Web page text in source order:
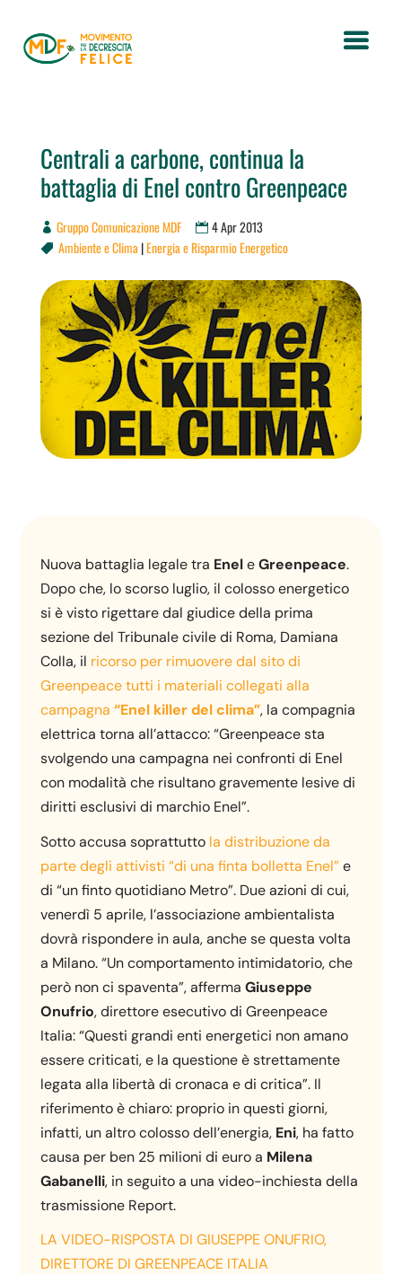
Centrali a carbone, continua la
battaglia di Enel contro Greenpeace
Gruppo Comunicazione MDF 4 Apr 2013
 Ambiente e Clima |Energia e Risparmio Energetico
Nuova battaglia legale tra EneleGreenpeace.
Dopo che, lo scorso luglio, il colosso energetico
si è visto rigettare dal giudice della prima
sezione del Tribunale civile di Roma, Damiana
Colla, il ricorso per rimuovere dal sito di
Greenpeace tutti i materiali collegati alla
campagna“Enel killer del clima”, la compagnia
elettrica torna all’attacco: “Greenpeace sta
svolgendo una campagna nei confronti di Enel
con modalità che risultano gravemente lesive di
diritti esclusivi di marchio Enel”.
Sotto accusa soprattutto la distribuzione da
parte degli attivisti “di una finta bolletta Enel”e
di “un finto quotidiano Metro”. Due azioni di cui,
venerdì 5 aprile, l’associazione ambientalista
dovrà rispondere in aula, anche se questa volta
a Milano. “Un comportamento intimidatorio, che
però non ci spaventa”, affermaGiuseppe
Onufrio, direttore esecutivo di Greenpeace
Italia: “Questi grandi enti energetici non amano
essere criticati, e la questione è strettamente
legata alla libertà di cronaca e di critica”. Il
riferimento è chiaro: proprio in questi giorni,
infatti, un altro colosso dell’energia, Eni, ha fatto
causa per ben 25 milioni di euro a Milena
Gabanelli, in seguito a una video-inchiesta della
trasmissione Report.
LA VIDEO-RISPOSTA DI GIUSEPPE ONUFRIO,
DIRETTORE DI GREENPEACE ITALIA